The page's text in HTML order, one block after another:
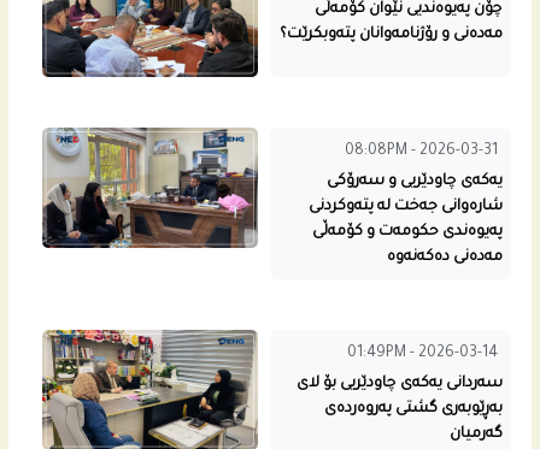
چۆن په‌یوه‌ندیی نێوان كۆمه‌ڵی
مه‌ده‌نی و رۆژنامه‌وانان پته‌وبكرێت؟
08:08PM - 2026-03-31
یه‌كه‌ى چاودێریی و سه‌رۆكى
شاره‌وانى جه‌خت له‌ پته‌وكردنى
په‌یوه‌ندی حكومه‌ت و كۆمه‌ڵی
مه‌ده‌نی ده‌كه‌نه‌وه‌
01:49PM - 2026-03-14
سه‌ردانى یه‌كه‌ى چاودێریی بۆ لای
به‌ڕێوبه‌رى گشتى په‌روه‌رده‌ى
گه‌رمیان